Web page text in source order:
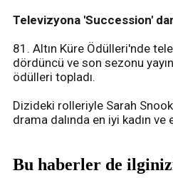
Televizyona 'Succession'
81. Altın Küre Ödülleri'nde
dördüncü ve son sezonu
ödülleri topladı.
Dizideki rolleriyle Sarah
drama dalında en iyi kadın ve
Bu haberler de